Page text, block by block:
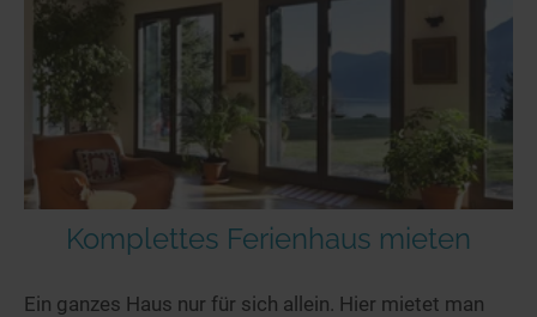
Komplettes Ferienhaus mieten
Ein ganzes Haus nur für sich allein. Hier mietet man